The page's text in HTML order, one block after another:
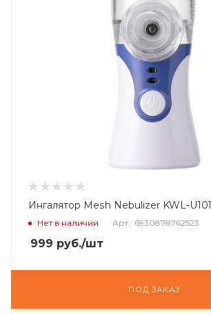
Ингалятор Mesh Nebulizer KWL-U101
Нет в наличии Арт.: 6930878762523
999 руб./шт
ПОД ЗАКАЗ